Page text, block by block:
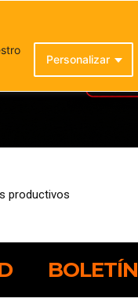
Personalizar
productivos
BOLETÍN